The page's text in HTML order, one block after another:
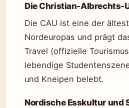
Die Christian-Albrechts-
Die CAU ist eine der
Nordeuropas und prägt
Travel (offizielle
lebendige
und Kneipen belebt.
Nordische Esskultur und